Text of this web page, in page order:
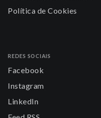
Política de Cookies
REDES SOCIAIS
Facebook
Instagram
LinkedIn